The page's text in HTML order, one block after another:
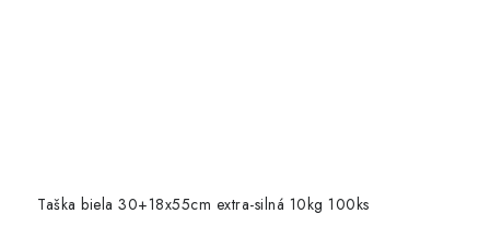
Taška biela 30+18x55cm extra-silná 10kg 100ks